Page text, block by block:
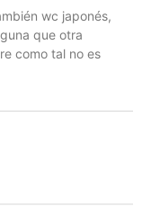
wc japonés,
que otra
como tal no es